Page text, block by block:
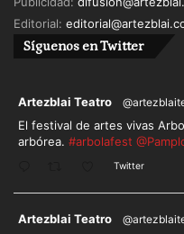
Editorial:
Síguenos en Twitter
Artezblai Teatro
El festival de artes vivas
arbórea. #arbolafest
Twitter
Artezblai Teatro